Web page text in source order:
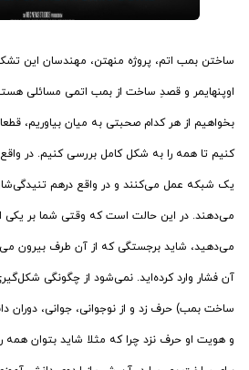
ساختن بمب اتم، پروژه منهتن، مهندسان این
اوپنهایمر و قصدِ ساخت از بمب اتمی مسائلی
بخواهیم از هر کدام صحبتی به میان بیاوریم، قطعا
کنیم تا همه را به شکل کامل بررسی کنیم. در
یک شبکه عمل می‌کنند و در واقع درهم
می‌دهند. در این حالت است که وقتی شما بر یکی
می‌دهید، شاید برجستگی که از آن طرف بیرون
آن فشار وارد کرده‌اید. نمی‌شود از چگونگی
ساخت بمب) حرف زد و از نوجوانی، جوانی، دوران
و هویت او حرف نزد چرا که مثلا شاید بتوان همه